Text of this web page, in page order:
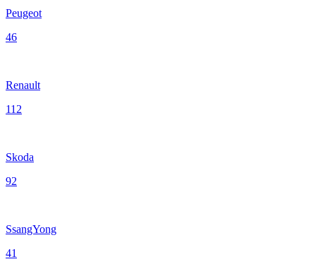
Peugeot
46
Renault
112
Skoda
92
SsangYong
41